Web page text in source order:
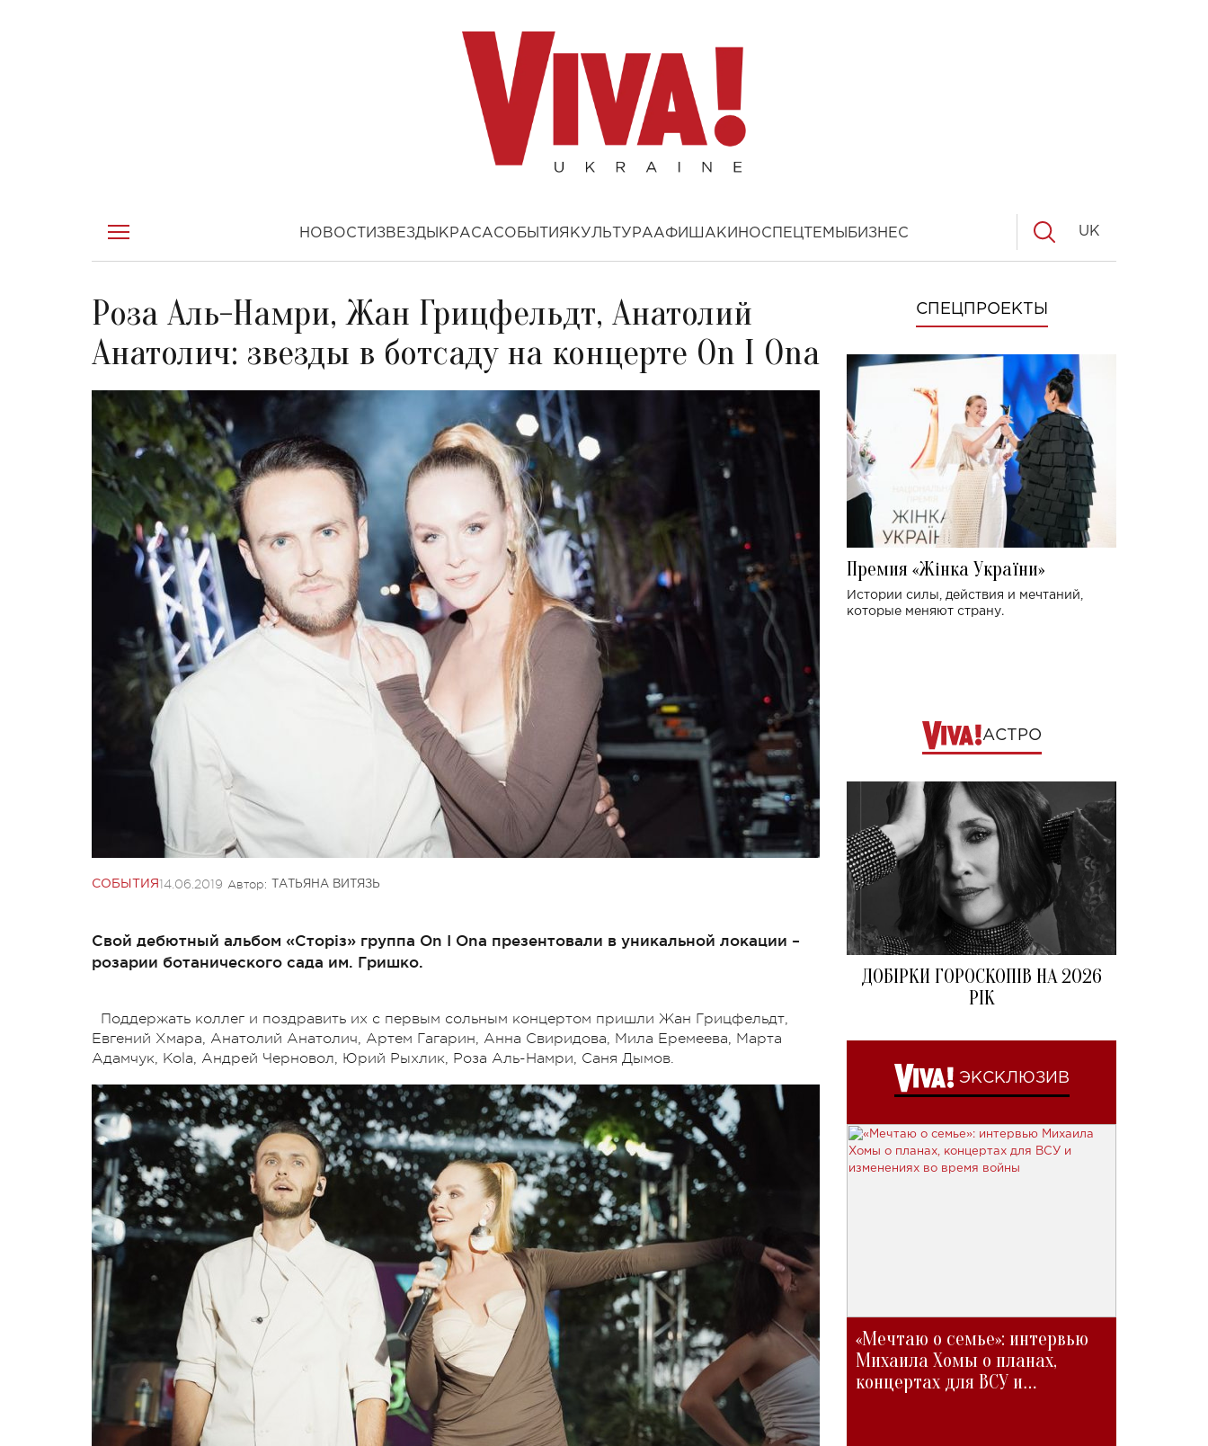
НОВОСТИ ЗВЕЗДЫ КРАСАСОБЫТИЯ КУЛЬТУРААФИША КИНОСПЕЦТЕМЫ БИЗНЕС UK
Роза Аль-Намри, Жан Грицфельдт, Анатолий
Анатолич: звезды в ботсаду на концерте On I Ona
СОБЫТИЯ 14.06.2019 Автор: ТАТЬЯНА ВИТЯЗЬ
Свой дебютный альбом «Сторіз» группа On I Ona презентовали в уникальной локации –
розарии ботанического сада им. Гришко.
Поддержать коллег и поздравить их с первым сольным концертом пришли Жан Грицфельдт,
Евгений Хмара, Анатолий Анатолич, Артем Гагарин, Анна Свиридова, Мила Еремеева, Марта
Адамчук, Kola, Андрей Черновол, Юрий Рыхлик, Роза Аль-Намри, Саня Дымов.
СПЕЦПРОЕКТЫ
Премия «Жінка України»
Истории силы, действия и мечтаний,
которые меняют страну.
АСТРО
ДОБІРКИ ГОРОСКОПІВ НА 2026
РІК
ЭКСКЛЮЗИВ
«Мечтаю о семье»: интервью
Михаила Хомы о планах,
концертах для ВСУ и